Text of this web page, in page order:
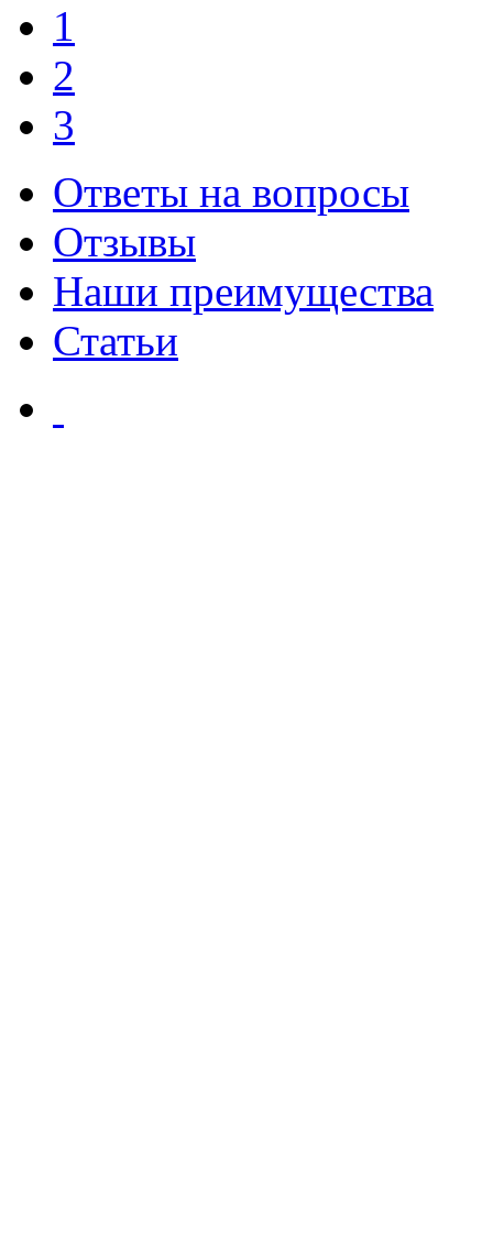
1
2
3
Ответы на вопросы
Отзывы
Наши преимущества
Статьи